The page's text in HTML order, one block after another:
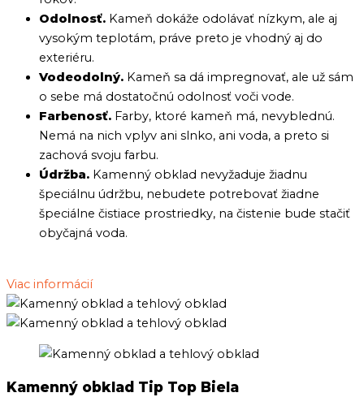
Odolnosť. Kameň dokáže odolávať nízkym, ale aj
vysokým teplotám, práve preto je vhodný aj do
exteriéru.
Vodeodolný. Kameň sa dá impregnovať, ale už sám
o sebe má dostatočnú odolnosť voči vode.
Farbenosť. Farby, ktoré kameň má, nevyblednú.
Nemá na nich vplyv ani slnko, ani voda, a preto si
zachová svoju farbu.
Údržba. Kamenný obklad nevyžaduje žiadnu
špeciálnu údržbu, nebudete potrebovať žiadne
špeciálne čistiace prostriedky, na čistenie bude stačiť
obyčajná voda.
Viac informácií
Kamenný obklad Tip Top Biela